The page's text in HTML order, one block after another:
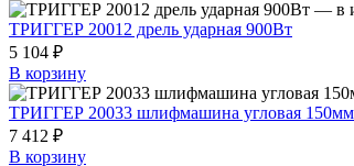
ТРИГГЕР 20012 дрель ударная 900Вт
5 104 ₽
В корзину
ТРИГГЕР 20033 шлифмашина угловая
7 412 ₽
В корзину